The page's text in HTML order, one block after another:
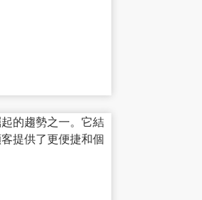
的趨勢之一。它結
提供了更便捷和個